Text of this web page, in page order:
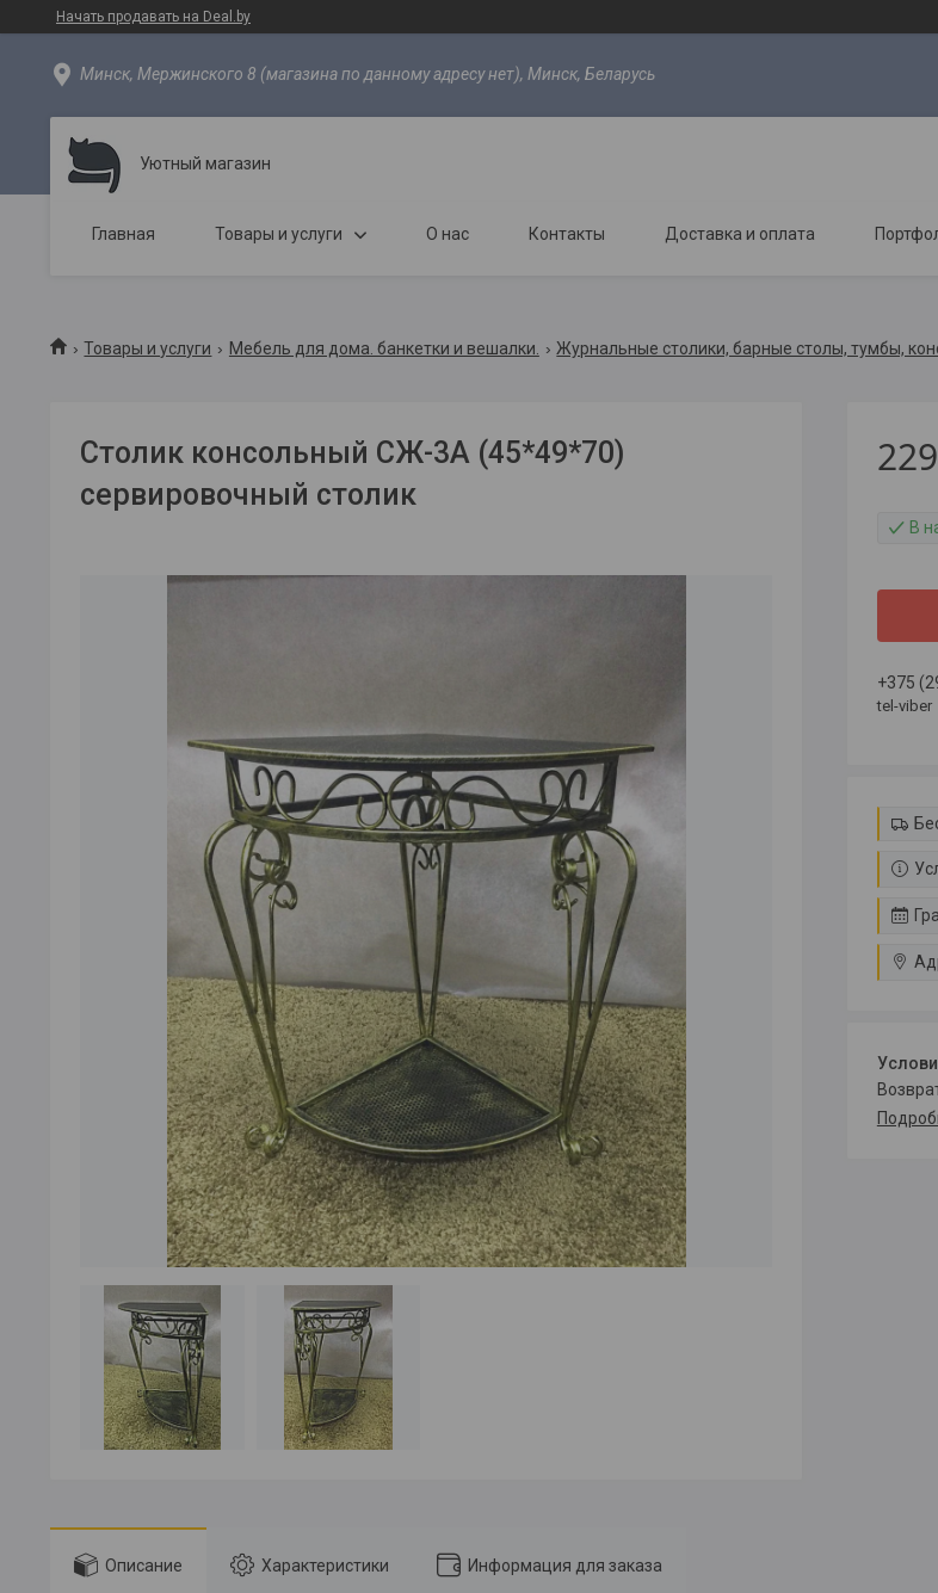
Начать продавать на Deal.by
Минск, Мержинского 8 (магазина по данному адресу нет), Минск, Беларусь
Уютный магазин
Главная Товары и услуги О нас Контакты Доставка и оплата
Товары и услуги Мебель для дома. банкетки и вешалки. Журнальные столики, барные столы, тумбы,
Столик консольный СЖ-3А (45*49*70)
сервировочный столик
229
В
+375
tel-viber
Описание Характеристики Информация для заказа